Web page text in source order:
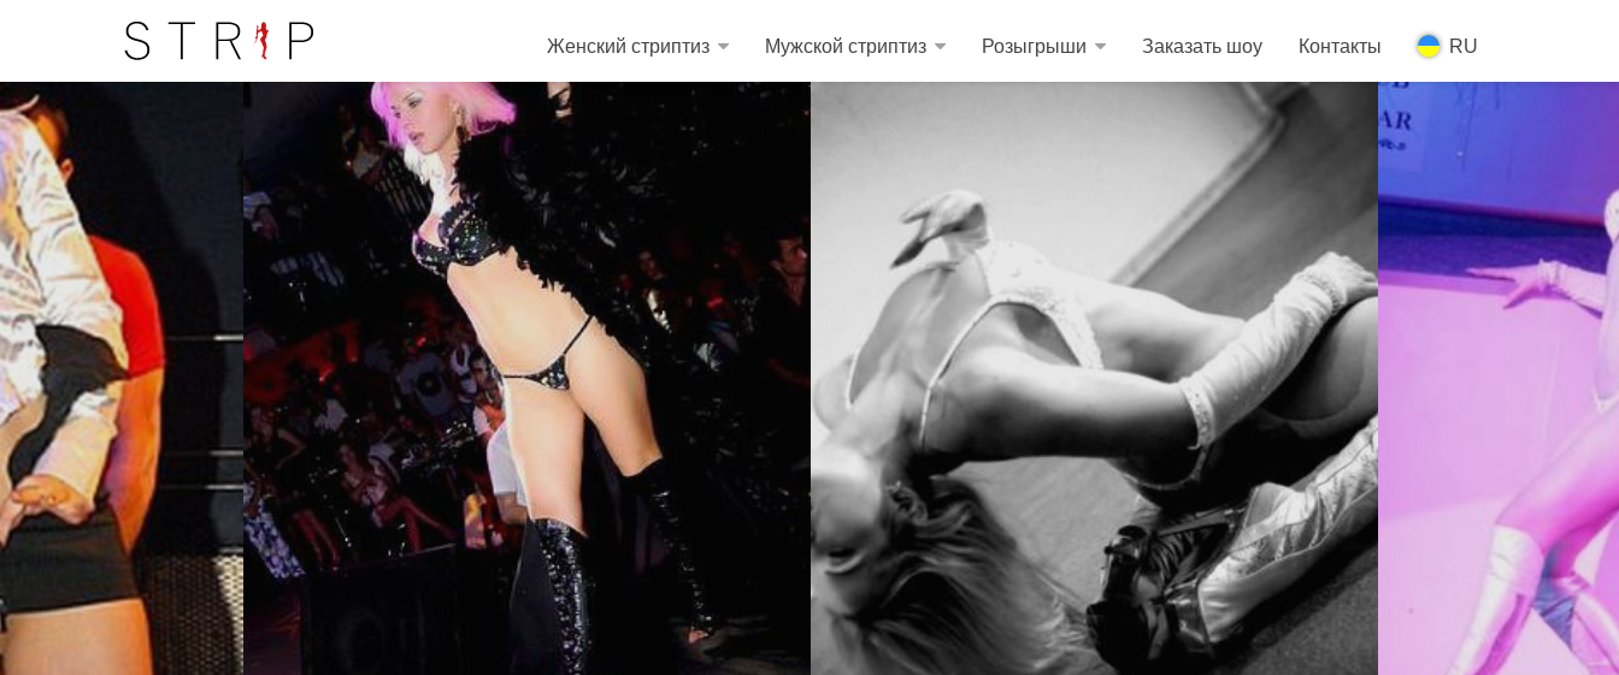
Женский стриптиз Мужской стриптиз Розыгрыши Заказать шоу Контакты RU